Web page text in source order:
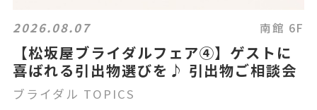
2026.08.07 南館 6F
【松坂屋ブライダルフェア④】ゲストに
喜ばれる引出物選びを♪ 引出物ご相談会
ブライダル TOPICS